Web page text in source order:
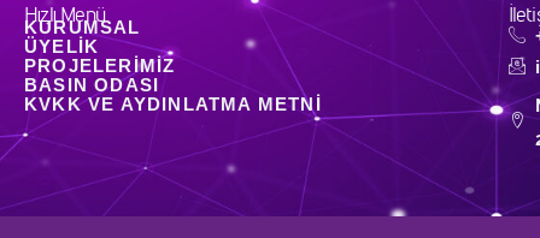
Hızlı Menü
KURUMSAL
ÜYELIK
PROJELERIMIZ
BASIN ODASI
KVKK VE AYDINLATMA METNI